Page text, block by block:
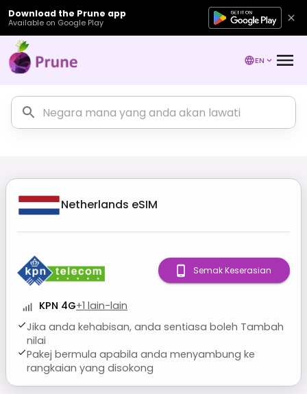
Download the Prune app
Available on Google Play
EN
Netherlands eSIM
KPN 4G+1 lain-lain
Jika anda kehabisan, anda sentiasa boleh Tambah
nilai
Pakej bermula apabila anda menyambung ke
rangkaian yang disokong
Semak Keserasian